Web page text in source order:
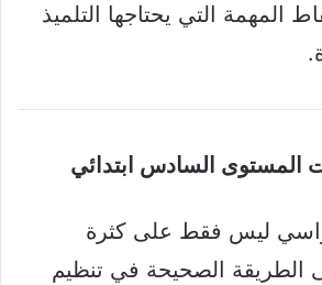
المهمة التي يحتاجها التلميذ
المستوى السادس ابتدائي
ليس فقط على كثرة
الطريقة الصحيحة في تنظيم